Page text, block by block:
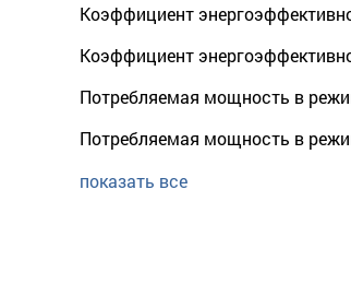
Коэффициент
Коэффициент
Потребляемая мощность в
Потребляемая мощность в
показать все